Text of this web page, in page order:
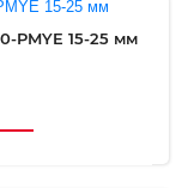
PMYE 15-25 мм